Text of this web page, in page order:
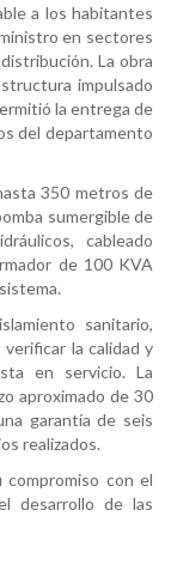
a los habitantes
en sectores
La obra
impulsado
la entrega de
del departamento
350 metros de
sumergible de
cableado
de 100 KVA
sanitario,
la calidad y
en servicio. La
aproximado de 30
garantía de seis
realizados.
compromiso con el
desarrollo de las